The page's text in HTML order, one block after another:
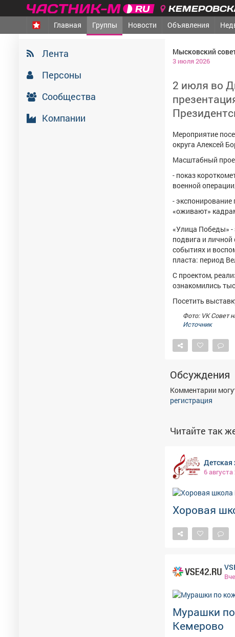
Главная Группы Новости Объявления
Лента
Персоны
Сообщества
Компании
Мысковский
3 июля 2026
2 июля во
Мероприятие
округа Алексей
Масштабный
- показ
военной
-
«оживают»
«Улица Победы» -
подвига и
событиях и
пласта: период
С проектом,
ознакомились
Посетить
Фото: VK Совет
Источник
Обсуждения
Комментарии
регистрация
Читайте так
Детская
6 августа
Хоровая
Мурашки
Кемерово